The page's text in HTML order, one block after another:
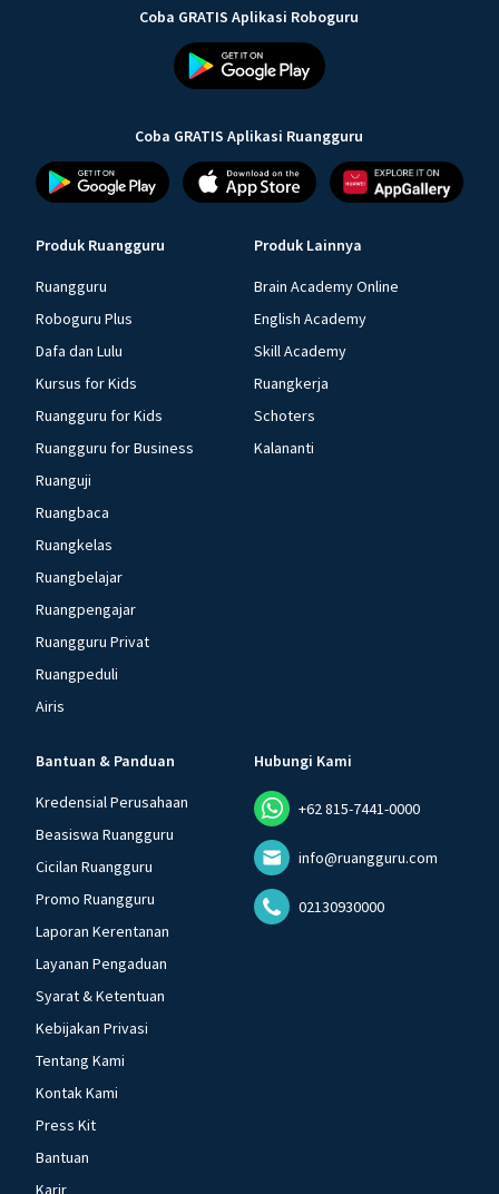
Coba GRATIS Aplikasi Roboguru
Coba GRATIS Aplikasi Ruangguru
Produk Ruangguru
Ruangguru
Roboguru Plus
Dafa dan Lulu
Kursus for Kids
Ruangguru for Kids
Ruangguru for Business
Ruanguji
Ruangbaca
Ruangkelas
Ruangbelajar
Ruangpengajar
Ruangguru Privat
Ruangpeduli
Airis
Produk Lainnya
Brain Academy Online
English Academy
Skill Academy
Ruangkerja
Schoters
Kalananti
Bantuan & Panduan
Kredensial Perusahaan
Beasiswa Ruangguru
Cicilan Ruangguru
Promo Ruangguru
Laporan Kerentanan
Layanan Pengaduan
Syarat & Ketentuan
Kebijakan Privasi
Tentang Kami
Kontak Kami
Press Kit
Bantuan
Karir
Hubungi Kami
+62 815-7441-0000
info@ruangguru.com
02130930000